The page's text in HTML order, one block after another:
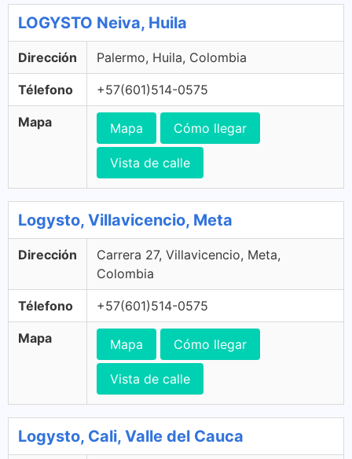
LOGYSTO Neiva, Huila
Dirección Palermo, Huila, Colombia
Télefono +57(601)514-0575
Mapa Mapa Cómo llegar
Vista de calle
Logysto, Villavicencio, Meta
Dirección
Carrera 27, Villavicencio, Meta,
Colombia
Télefono +57(601)514-0575
Mapa Mapa Cómo llegar
Vista de calle
Logysto, Cali, Valle del Cauca